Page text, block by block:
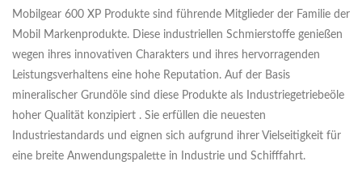
Mobilgear 600 XP Produkte sind führende Mitglieder der Familie der
Mobil Markenprodukte. Diese industriellen Schmierstoffe genießen
wegen ihres innovativen Charakters und ihres hervorragenden
Leistungsverhaltens eine hohe Reputation. Auf der Basis
mineralischer Grundöle sind diese Produkte als Industriegetriebeöle
hoher Qualität konzipiert . Sie erfüllen die neuesten
Industriestandards und eignen sich aufgrund ihrer Vielseitigkeit für
eine breite Anwendungspalette in Industrie und Schifffahrt.